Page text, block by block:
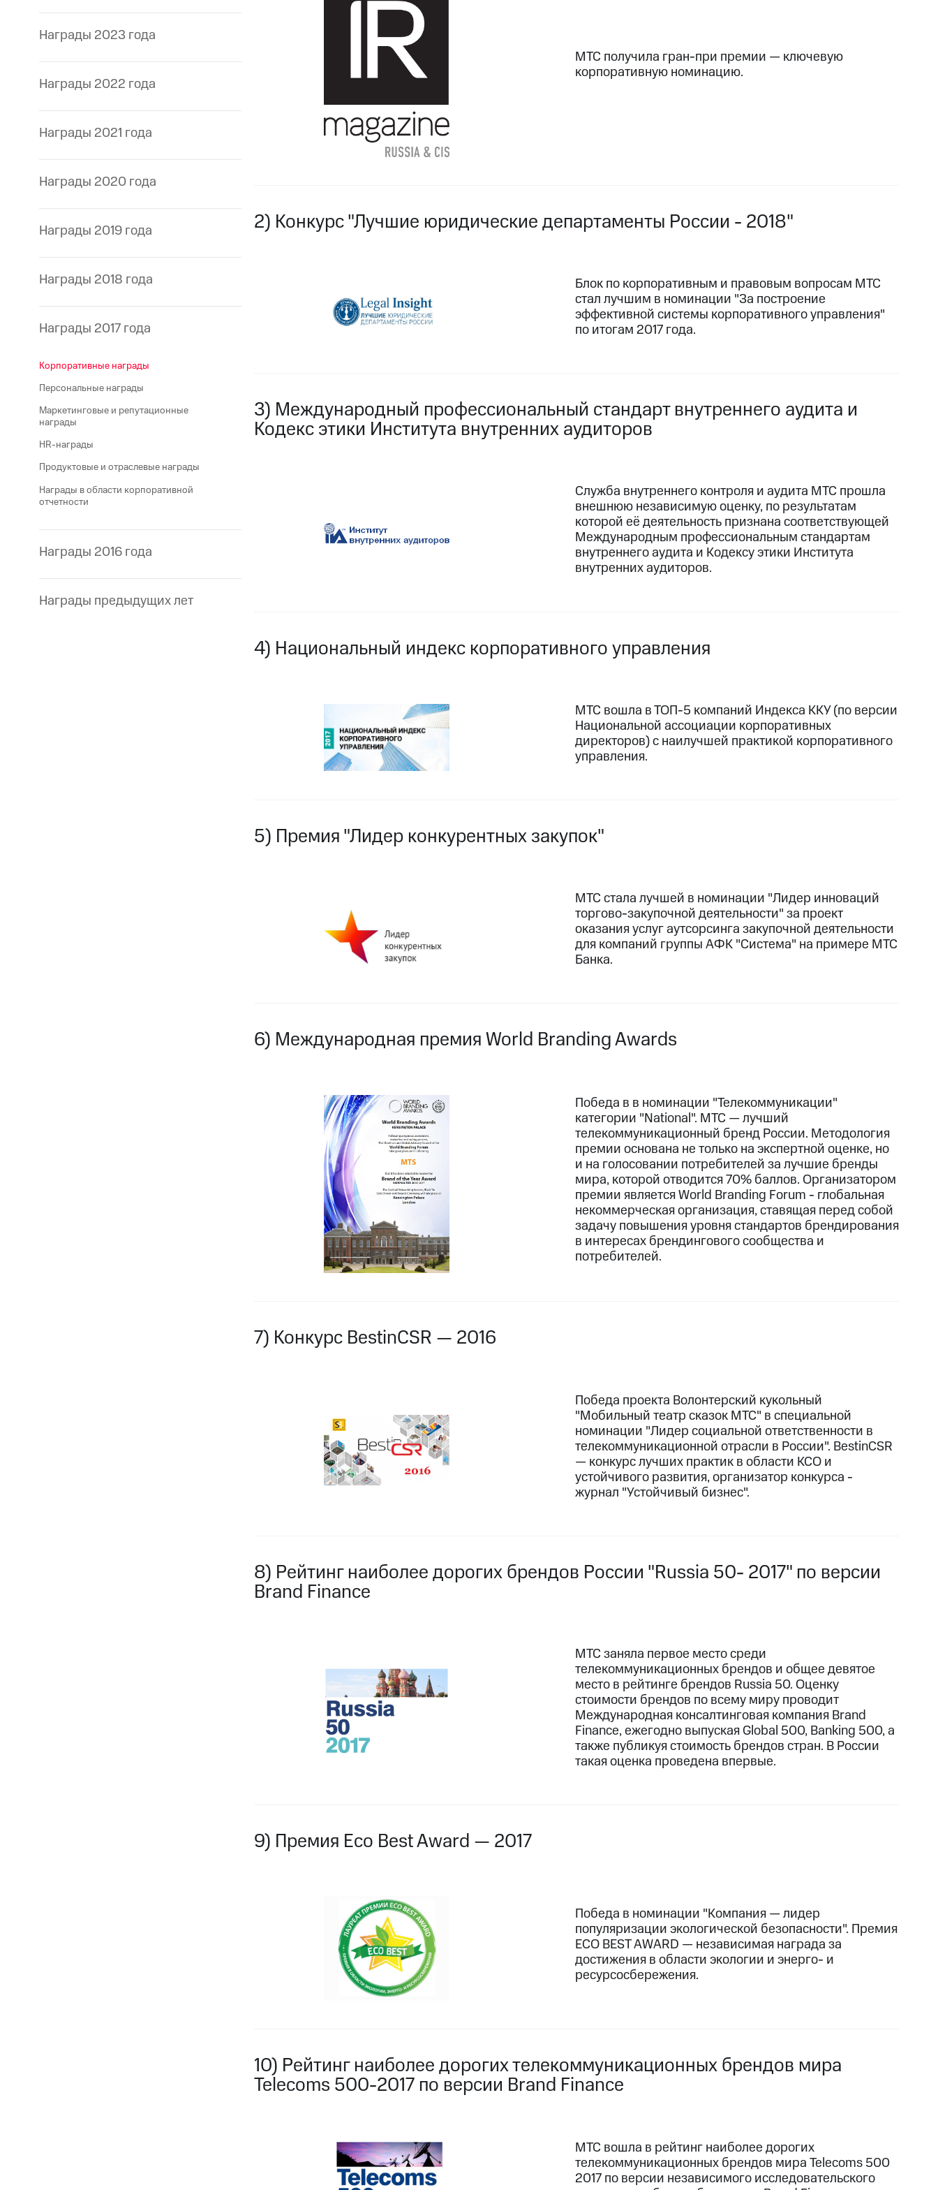
Награды 2023 года
Награды 2022 года
Награды 2021 года
Награды 2020 года
Награды 2019 года
Награды 2018 года
Награды 2017 года
Корпоративные награды
Персональные награды
Маркетинговые и репутационные
награды
HR-награды
Продуктовые и отраслевые награды
Награды в области корпоративной
отчетности
Награды 2016 года
Награды предыдущих лет
МТС получила гран-при премии — ключевую
корпоративную номинацию.
2) Конкурс "Лучшие юридические департаменты России - 2018"
Блок по корпоративным и правовым вопросам МТС
стал лучшим в номинации "За построение
эффективной системы корпоративного управления"
по итогам 2017 года.
3) Международный профессиональный стандарт внутреннего аудита и
Кодекс этики Института внутренних аудиторов
Служба внутреннего контроля и аудита МТС прошла
внешнюю независимую оценку, по результатам
которой её деятельность признана соответствующей
Международным профессиональным стандартам
внутреннего аудита и Кодексу этики Института
внутренних аудиторов.
4) Национальный индекс корпоративного управления
МТС вошла в ТОП-5 компаний Индекса ККУ (по версии
Национальной ассоциации корпоративных
директоров) с наилучшей практикой корпоративного
управления.
5) Премия "Лидер конкурентных закупок"
МТС стала лучшей в номинации "Лидер инноваций
торгово-закупочной деятельности" за проект
оказания услуг аутсорсинга закупочной деятельности
для компаний группы АФК "Система" на примере МТС
Банка.
6) Международная премия World Branding Awards
Победа в в номинации "Телекоммуникации"
категории "National". МТС — лучший
телекоммуникационный бренд России. Методология
премии основана не только на экспертной оценке, но
и на голосовании потребителей за лучшие бренды
мира, которой отводится 70% баллов. Организатором
премии является World Branding Forum - глобальная
некоммерческая организация, ставящая перед собой
задачу повышения уровня стандартов брендирования
в интересах брендингового сообщества и
потребителей.
7) Конкурс BestinCSR — 2016
Победа проекта Волонтерский кукольный
"Мобильный театр сказок МТС" в специальной
номинации "Лидер социальной ответственности в
телекоммуникационной отрасли в России". BestinCSR
— конкурс лучших практик в области КСО и
устойчивого развития, организатор конкурса -
журнал "Устойчивый бизнес".
8) Рейтинг наиболее дорогих брендов России "Russia 50- 2017" по версии
Brand Finance
МТС заняла первое место среди
телекоммуникационных брендов и общее девятое
место в рейтинге брендов Russia 50. Оценку
стоимости брендов по всему миру проводит
Международная консалтинговая компания Brand
Finance, ежегодно выпуская Global 500, Banking 500, а
также публикуя стоимость брендов стран. В России
такая оценка проведена впервые.
9) Премия Eco Best Award — 2017
Победа в номинации "Компания — лидер
популяризации экологической безопасности". Премия
ECO BEST AWARD — независимая награда за
достижения в области экологии и энерго- и
ресурсосбережения.
10) Рейтинг наиболее дорогих телекоммуникационных брендов мира
Telecoms 500-2017 по версии Brand Finance
МТС вошла в рейтинг наиболее дорогих
телекоммуникационных брендов мира Telecoms 500
2017 по версии независимого исследовательского